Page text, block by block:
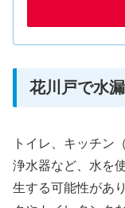
花川戸で水
トイレ、キッチン
浄水器など、水を
生する可能性があ